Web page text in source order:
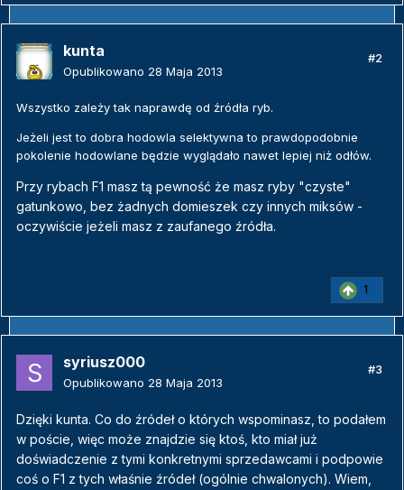
kunta
Opublikowano 28 Maja 2013
#2
Wszystko zależy tak naprawdę od źródła ryb.
Jeżeli jest to dobra hodowla selektywna to prawdopodobnie
pokolenie hodowlane będzie wyglądało nawet lepiej niż odłów.
Przy rybach F1 masz tą pewność że masz ryby "czyste"
gatunkowo, bez żadnych domieszek czy innych miksów -
oczywiście jeżeli masz z zaufanego źródła.
1
syriusz000
Opublikowano 28 Maja 2013
#3
Dzięki kunta. Co do źródeł o których wspominasz, to podałem
w poście, więc może znajdzie się ktoś, kto miał już
doświadczenie z tymi konkretnymi sprzedawcami i podpowie
coś o F1 z tych właśnie źródeł (ogólnie chwalonych). Wiem,